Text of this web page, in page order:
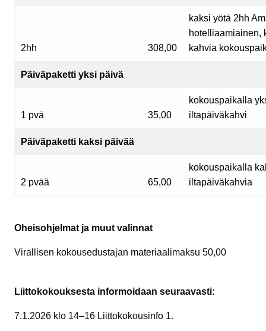
2hh 308,00
kaksi yötä 2hh
hotelliaamiainen,
kahvia
Päiväpaketti yksi päivä
1 pvä 35,00
kokouspaikalla
iltapäiväkahvi
Päiväpaketti kaksi päivää
2 pvää 65,00
kokouspaikalla
iltapäiväkahvia
Oheisohjelmat ja muut valinnat
Virallisen kokousedustajan materiaalimaksu 50,00
Liittokokouksesta informoidaan seuraavasti:
7.1.2026 klo 14–16 Liittokokousinfo 1.